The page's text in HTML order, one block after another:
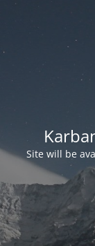
Site will be